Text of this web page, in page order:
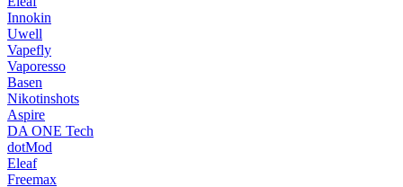
Innokin
Uwell
Vapefly
Vaporesso
Basen
Nikotinshots
Aspire
DA ONE Tech
dotMod
Eleaf
Freemax